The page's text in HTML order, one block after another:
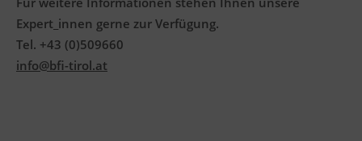
Expert_innen gerne zur Verfügung.
Tel. +43 (0)509660
info@bfi-tirol.at